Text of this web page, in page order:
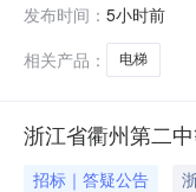
目、促进公
体意见建议
发布时间： 5小时前
相关产品：
电梯
浙江省衢州第二
招标｜答疑公告